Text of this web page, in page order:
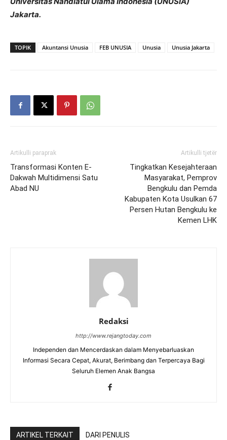
Jakarta.
TOPIK Akuntansi Unusia FEB UNUSIA Unusia Unusia Jakarta
Artikulli paraprak
Transformasi Konten E-
Dakwah Multidimensi Satu
Abad NU
Artikulli tjetër
Tingkatkan Kesejahteraan
Masyarakat, Pemprov
Bengkulu dan Pemda
Kabupaten Kota Usulkan 67
Persen Hutan Bengkulu ke
Kemen LHK
Redaksi
http://www.rejangtoday.com
Independen dan Mencerdaskan dalam Menyebarluaskan
Informasi Secara Cepat, Akurat, Berimbang dan Terpercaya Bagi
Seluruh Elemen Anak Bangsa
ARTIKEL TERKAIT DARI PENULIS